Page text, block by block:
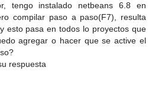
tengo instalado netbeans 6.8 en
compilar paso a paso(F7), resulta
esto pasa en todos lo proyectos que
agregar o hacer que se active el
respuesta